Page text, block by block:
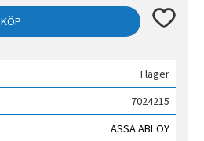
KÖP Lägg till
I lager
7024215
ASSA ABLOY